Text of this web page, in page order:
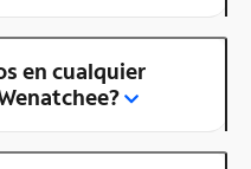
en cualquier